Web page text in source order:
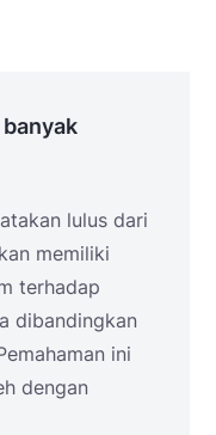
lulus dari
memiliki
terhadap
dibandingkan
ini
dengan